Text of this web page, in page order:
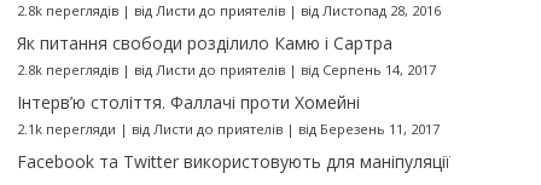
2.8k переглядів| від Листи до приятелів| від Листопад 28, 2016
Як питання свободи розділило Камю і Сартра
2.8k переглядів| від Листи до приятелів| від Серпень 14, 2017
Інтерв’ю століття. Фаллачі проти Хомейні
2.1k перегляди | від Листи до приятелів| від Березень 11, 2017
Facebook та Twitter використовують для маніпуляції